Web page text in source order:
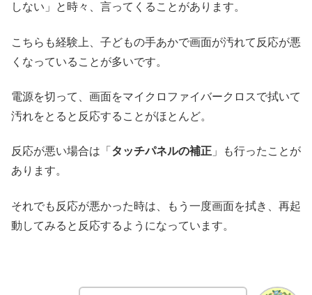
しない」と時々、言ってくることがあります。
こちらも経験上、子どもの手あかで画面が汚れて反応が悪
くなっていることが多いです。
電源を切って、画面をマイクロファイバークロスで拭いて
汚れをとると反応することがほとんど。
反応が悪い場合は「 タッチパネルの補正 」も行ったことが
あります。
それでも反応が悪かった時は、もう一度画面を拭き、再起
動してみると反応するようになっています。